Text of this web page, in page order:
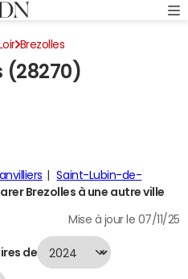
Brezolles
(28270)
Saint-Lubin-de-
Brezolles à une autre ville
Mise à jour le 07/11/25
de